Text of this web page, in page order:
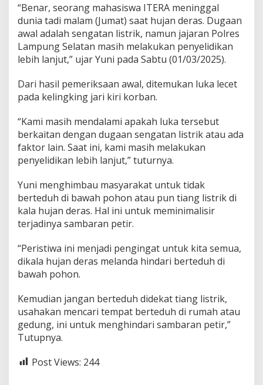
u
s
S
a
a
t
u
n
D
e
r
a
s
“Benar, seorang mahasiswa ITERA meninggal
dunia tadi malam (Jumat) saat hujan deras. Dugaan
awal adalah sengatan listrik, namun jajaran Polres
Lampung Selatan masih melakukan penyelidikan
lebih lanjut,” ujar Yuni pada Sabtu (01/03/2025).
Dari hasil pemeriksaan awal, ditemukan luka lecet
pada kelingking jari kiri korban.
“Kami masih mendalami apakah luka tersebut
berkaitan dengan dugaan sengatan listrik atau ada
faktor lain. Saat ini, kami masih melakukan
penyelidikan lebih lanjut,” tuturnya.
Yuni menghimbau masyarakat untuk tidak
berteduh di bawah pohon atau pun tiang listrik di
kala hujan deras. Hal ini untuk meminimalisir
terjadinya sambaran petir.
“Peristiwa ini menjadi pengingat untuk kita semua,
dikala hujan deras melanda hindari berteduh di
bawah pohon.
Kemudian jangan berteduh didekat tiang listrik,
usahakan mencari tempat berteduh di rumah atau
gedung, ini untuk menghindari sambaran petir,”
Tutupnya.
Post Views: 244